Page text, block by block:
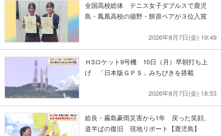
全国高校総体 テニス女子ダブルスで鹿児
島・鳳凰高校の揚野・餅原ペアが３位入賞
2026年8月7日(金) 19:49
Ｈ3ロケット9号機 10日（月）早朝打ち上
げ 「日本版ＧＰＳ」みちびきを搭載
2026年8月7日(金) 18:53
姶良・霧島豪雨災害から1年 戻った笑顔、
道半ばの復旧 現地リポート【鹿児島】